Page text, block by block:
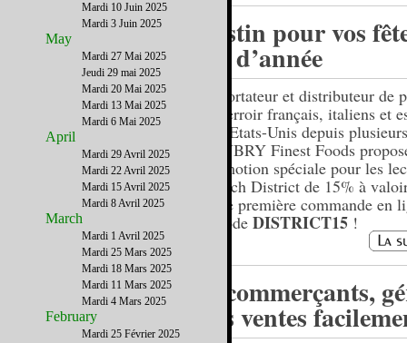
Festin pour vos
fin d’année
Importateur et distributeur de
du terroir français, italiens et
aux Etats-Unis depuis
LAUBRY Finest Foods
promotion spéciale pour les
French District de 15% à
toute première commande en
le code DISTRICT15 !
E-commerçants,
vos ventes
Mardi 10 Juin 2025
Mardi 3 Juin 2025
May
Mardi 27 Mai 2025
Jeudi 29 mai 2025
Mardi 20 Mai 2025
Mardi 13 Mai 2025
Mardi 6 Mai 2025
April
Mardi 29 Avril 2025
Mardi 22 Avril 2025
Mardi 15 Avril 2025
Mardi 8 Avril 2025
March
Mardi 1 Avril 2025
Mardi 25 Mars 2025
Mardi 18 Mars 2025
Mardi 11 Mars 2025
Mardi 4 Mars 2025
February
Mardi 25 Février 2025